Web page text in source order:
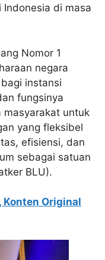
Indonesia di masa
Nomor 1
negara
instansi
fungsinya
masyarakat untuk
yang fleksibel
efisiensi, dan
sebagai satuan
BLU).
Konten Original